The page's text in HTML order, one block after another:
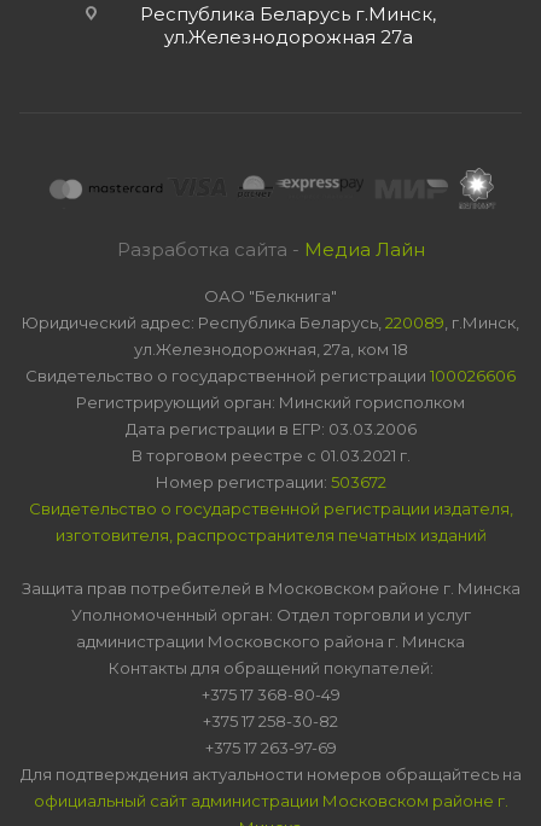
Республика Беларусь г.Минск,
ул.Железнодорожная 27а
Разработка сайта - Медиа Лайн
ОАО "Белкнига"
Юридический адрес: Республика Беларусь, 220089 , г.Минск,
ул.Железнодорожная, 27а, ком 18
Свидетельство о государственной регистрации 100026606
Регистрирующий орган: Минский горисполком
Дата регистрации в ЕГР: 03.03.2006
В торговом реестре с 01.03.2021 г.
Номер регистрации: 503672
Свидетельство о государственной регистрации издателя,
изготовителя, распространителя печатных изданий
Защита прав потребителей в Московском районе г. Минска
Уполномоченный орган: Отдел торговли и услуг
администрации Московского района г. Минска
Контакты для обращений покупателей:
+375 17 368-80-49
+375 17 258-30-82
+375 17 263-97-69
Для подтверждения актуальности номеров обращайтесь на
официальный сайт администрации Московском районе г.